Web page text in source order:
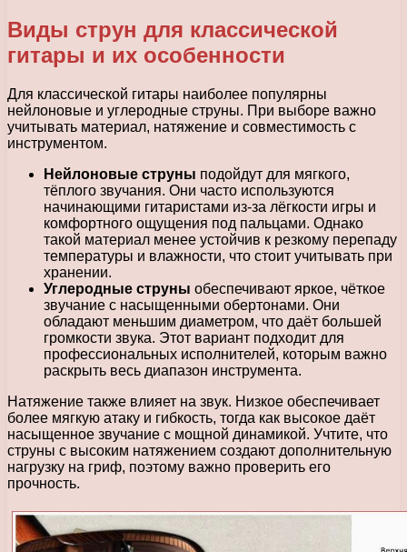
Виды струн для классической
гитары и их особенности
Для классической гитары наиболее популярны
нейлоновые и углеродные струны. При выборе важно
учитывать материал, натяжение и совместимость с
инструментом.
Нейлоновые струны подойдут для мягкого,
тёплого звучания. Они часто используются
начинающими гитаристами из-за лёгкости игры и
комфортного ощущения под пальцами. Однако
такой материал менее устойчив к резкому перепаду
температуры и влажности, что стоит учитывать при
хранении.
Углеродные струны обеспечивают яркое, чёткое
звучание с насыщенными обертонами. Они
обладают меньшим диаметром, что даёт большей
громкости звука. Этот вариант подходит для
профессиональных исполнителей, которым важно
раскрыть весь диапазон инструмента.
Натяжение также влияет на звук. Низкое обеспечивает
более мягкую атаку и гибкость, тогда как высокое даёт
насыщенное звучание с мощной динамикой. Учтите, что
струны с высоким натяжением создают дополнительную
нагрузку на гриф, поэтому важно проверить его
прочность.